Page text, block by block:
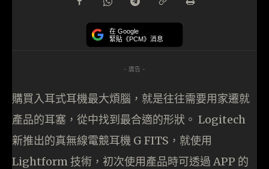
在 Google
緊貼《PCM》消息
- 廣告 -
購買入耳式耳機最大煩腦，就是往往需要用家遷就
產品的耳塞，從中找到最合適的形狀。 Logitech
新推出的真無線電競耳機 G FITS，就使用
Lightform 技術，初次使用產品時可透過 APP 的